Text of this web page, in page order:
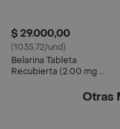
$ 29.000,00
(1035.72/und)
Belarina Tableta
Recubierta (2.00 mg /
Otras